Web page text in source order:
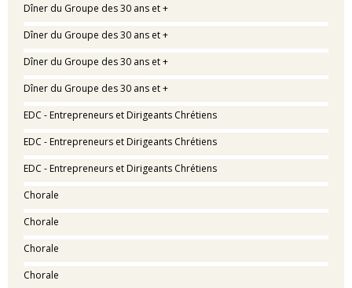
Dîner du Groupe des 30 ans et +
Dîner du Groupe des 30 ans et +
Dîner du Groupe des 30 ans et +
Dîner du Groupe des 30 ans et +
EDC - Entrepreneurs et Dirigeants Chrétiens
EDC - Entrepreneurs et Dirigeants Chrétiens
EDC - Entrepreneurs et Dirigeants Chrétiens
Chorale
Chorale
Chorale
Chorale